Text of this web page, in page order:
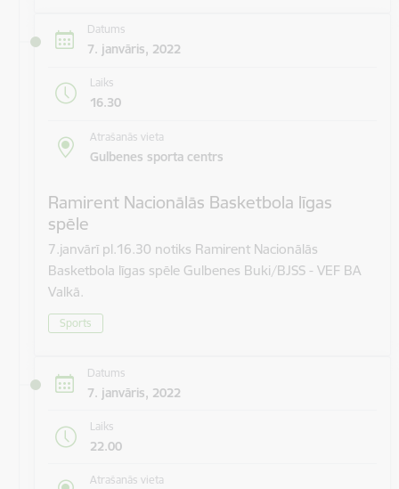
Datums
7. janvāris, 2022
Laiks
16.30
Atrašanās vieta
Gulbenes sporta centrs
Ramirent Nacionālās Basketbola līgas
spēle
7.janvārī pl.16.30 notiks Ramirent Nacionālās
Basketbola līgas spēle Gulbenes Buki/BJSS - VEF BA
Valkā.
Sports
Datums
7. janvāris, 2022
Laiks
22.00
Atrašanās vieta